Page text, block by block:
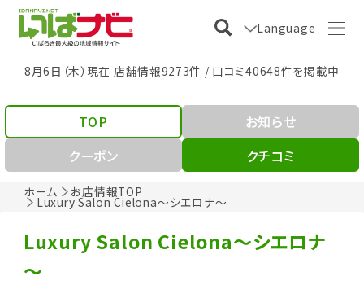
Language
8月6日（木）現在 店舗情報9273件 / 口コミ40648件を掲載中
ホーム お店情報TOP
Luxury Salon Cielona～シエロナ～
TOP
お知らせ
クーポン
クチコミ
Luxury Salon Cielona～シエロナ
～